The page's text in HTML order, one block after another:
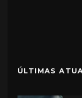
ÚLTIMAS